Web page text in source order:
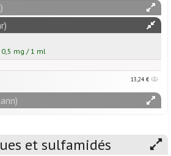
0,5 mg / 1 ml
13,24 €
et sulfamidés